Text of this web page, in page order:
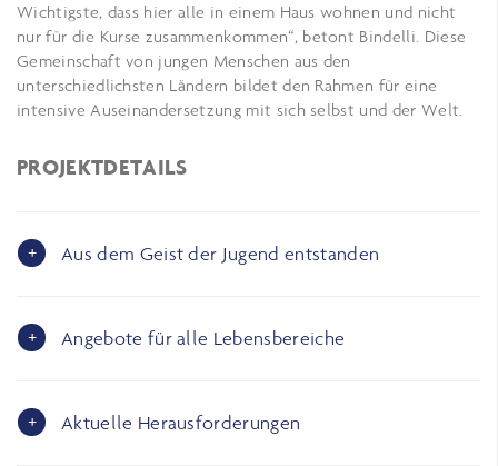
Wichtigste, dass hier alle in einem Haus wohnen und nicht
nur für die Kurse zusammenkommen“, betont Bindelli. Diese
Gemeinschaft von jungen Menschen aus den
unterschiedlichsten Ländern bildet den Rahmen für eine
intensive Auseinandersetzung mit sich selbst und der Welt.
PROJEKTDETAILS
Aus dem Geist der Jugend entstanden
Angebote für alle Lebensbereiche
Aktuelle Herausforderungen